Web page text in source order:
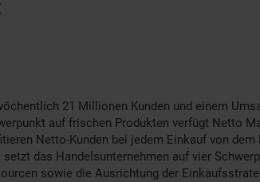
21 Millionen Kunden und einem
auf frischen Produkten verfügt Netto
Netto-Kunden bei jedem Einkauf von
das Handelsunternehmen auf vier
sowie die Ausrichtung der